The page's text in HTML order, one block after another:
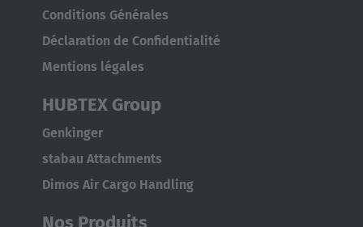
Belgium
Nederlands
Français
Česká republika
Cesko
Conditions Générales
Déclaration de Confidentialité
Mentions légales
HUBTEX Group
Genkinger
stabau Attachments
Dimos Air Cargo Handling
Nos Produits